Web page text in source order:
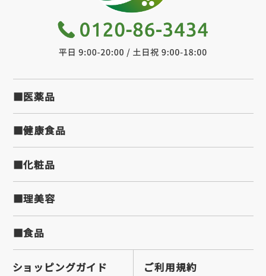
■医薬品
■健康食品
■化粧品
■理美容
■食品
ショッピングガイド ご利用規約